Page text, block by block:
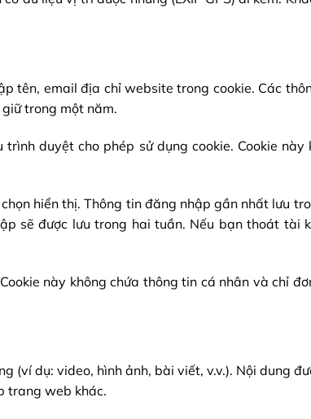
tên, email địa chỉ website trong cookie. Các
trong một năm.
duyệt cho phép sử dụng cookie. Cookie này
hiển thị. Thông tin đăng nhập gần nhất lưu
sẽ được lưu trong hai tuần. Nếu bạn thoát tài
này không chứa thông tin cá nhân và chỉ
(ví dụ: video, hình ảnh, bài viết, v.v.). Nội dung
trang web khác.